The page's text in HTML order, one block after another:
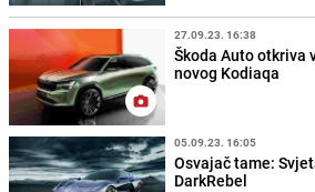
27.09.23. 16:38
Škoda Auto otkriva
novog Kodiaqa
05.09.23. 16:05
Osvajač tame:
DarkRebel